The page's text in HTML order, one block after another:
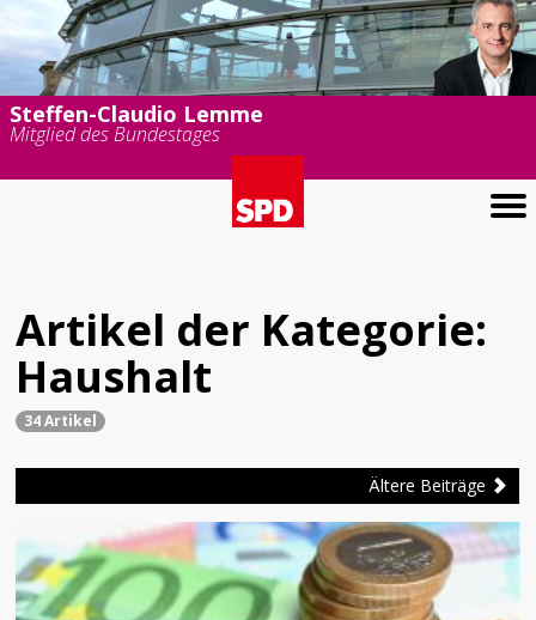
Steffen-Claudio Lemme
Mitglied des Bundestages
Artikel der Kategorie:
Haushalt
34 Artikel
Ältere Beiträge